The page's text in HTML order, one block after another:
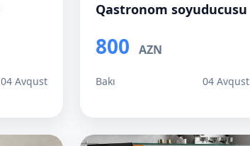
04 Avqust
Qastronom soyuducusu
800 AZN
Bakı 04 Avqust